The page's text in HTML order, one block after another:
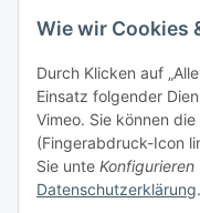
Versandarten
Versand nach
Wie wir Cookies
Durch Klicken auf
Einsatz folgender
Vimeo. Sie können
(Fingerabdruck-Icon
Sie unte Konfigurieren
Datenschutzerklärung.